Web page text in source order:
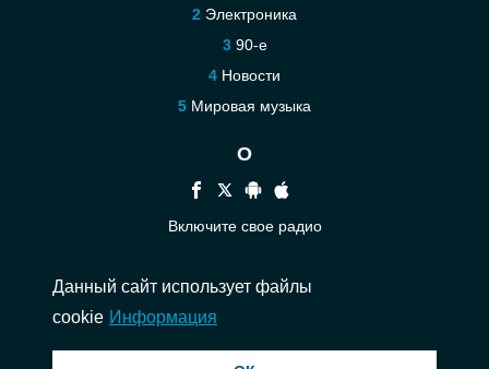
Электроника
90-е
Новости
Мировая музыка
О
Включите свое радио
Связаться
Данный сайт использует файлы
cookie Информация